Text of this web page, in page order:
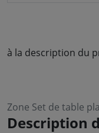
à la description du
Zone Set de table
Description